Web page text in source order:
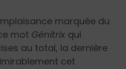
marquée du
mot Génitrix qui
au total, la dernière
cet